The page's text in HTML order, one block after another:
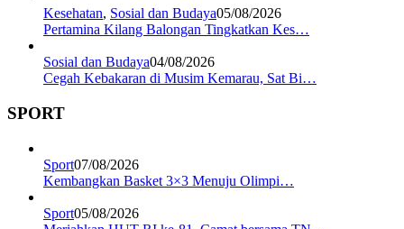
Kesehatan, Sosial dan Budaya05/08/2026
Pertamina Kilang Balongan Tingkatkan Kes…
Sosial dan Budaya04/08/2026
Cegah Kebakaran di Musim Kemarau, Sat Bi…
SPORT
Sport07/08/2026
Kembangkan Basket 3×3 Menuju Olimpi…
Sport05/08/2026